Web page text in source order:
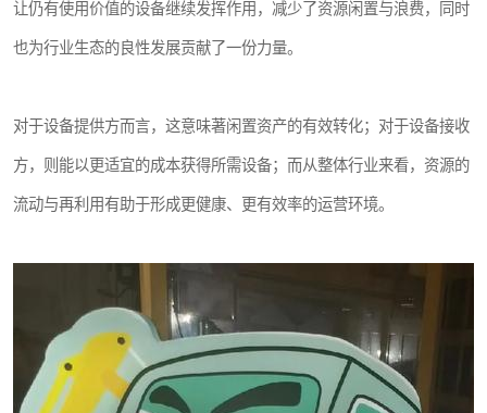
让仍有使用价值的设备继续发挥作用，减少了资源闲置与浪费，同时
也为行业生态的良性发展贡献了一份力量。
对于设备提供方而言，这意味著闲置资产的有效转化；对于设备接收
方，则能以更适宜的成本获得所需设备；而从整体行业来看，资源的
流动与再利用有助于形成更健康、更有效率的运营环境。